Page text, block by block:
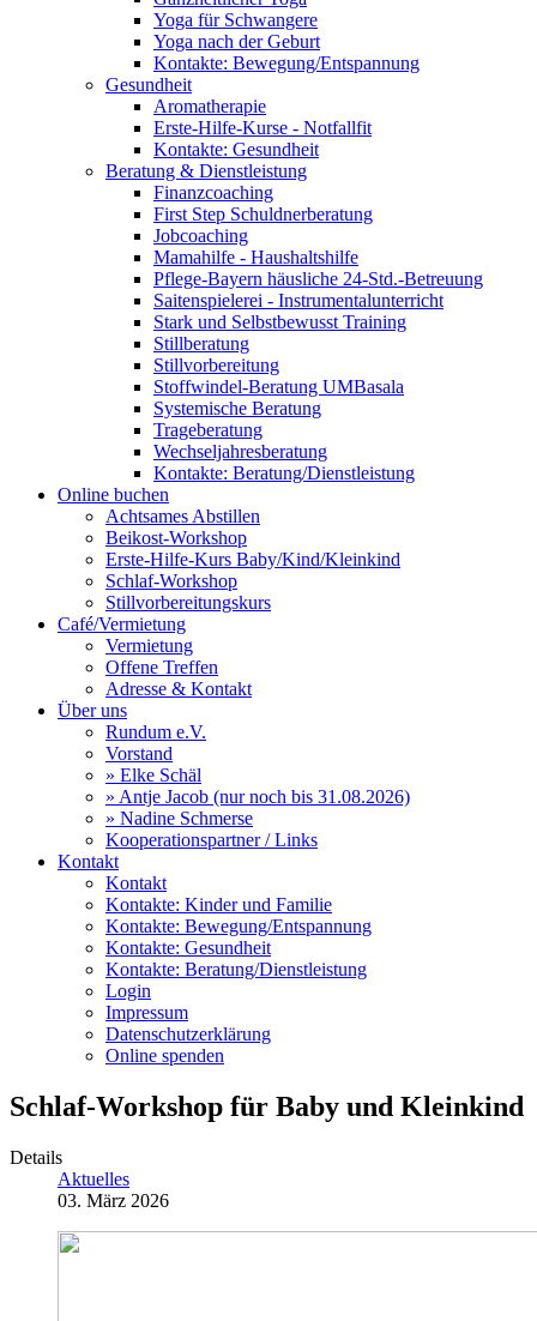
Yoga für Schwangere
Yoga nach der Geburt
Kontakte: Bewegung/Entspannung
Gesundheit
Aromatherapie
Erste-Hilfe-Kurse - Notfallfit
Kontakte: Gesundheit
Beratung & Dienstleistung
Finanzcoaching
First Step Schuldnerberatung
Jobcoaching
Mamahilfe - Haushaltshilfe
Pflege-Bayern häusliche 24-Std.-Betreuung
Saitenspielerei - Instrumentalunterricht
Stark und Selbstbewusst Training
Stillberatung
Stillvorbereitung
Stoffwindel-Beratung UMBasala
Systemische Beratung
Trageberatung
Wechseljahresberatung
Kontakte: Beratung/Dienstleistung
Online buchen
Achtsames Abstillen
Beikost-Workshop
Erste-Hilfe-Kurs Baby/Kind/Kleinkind
Schlaf-Workshop
Stillvorbereitungskurs
Café/Vermietung
Vermietung
Offene Treffen
Adresse & Kontakt
Über uns
Rundum e.V.
Vorstand
» Elke Schäl
» Antje Jacob (nur noch bis 31.08.2026)
» Nadine Schmerse
Kooperationspartner / Links
Kontakt
Kontakt
Kontakte: Kinder und Familie
Kontakte: Bewegung/Entspannung
Kontakte: Gesundheit
Kontakte: Beratung/Dienstleistung
Login
Impressum
Datenschutzerklärung
Online spenden
Schlaf-Workshop für Baby und Kleinkind
Details
Aktuelles
03. März 2026